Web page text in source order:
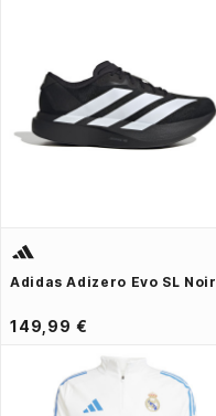
Adidas Adizero Evo SL Noir
149,99 €